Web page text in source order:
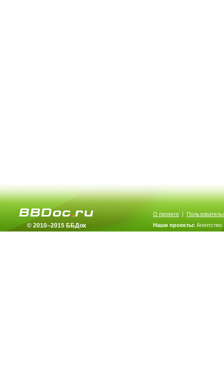
© 2010–2015 ББДок
О проекте |
Наши проекты: